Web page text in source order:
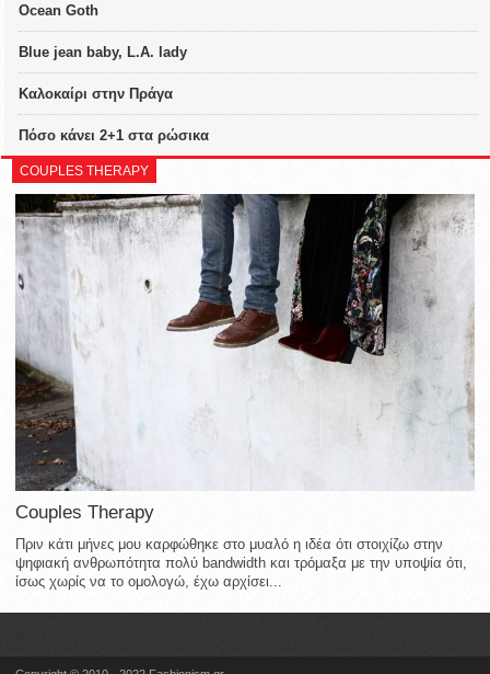
Ocean Goth
Blue jean baby, L.A. lady
Καλοκαίρι στην Πράγα
Πόσο κάνει 2+1 στα ρώσικα
COUPLES THERAPY
Couples Therapy
Πριν κάτι μήνες μου καρφώθηκε στο μυαλό η ιδέα ότι στοιχίζω στην
ψηφιακή ανθρωπότητα πολύ bandwidth και τρόμαξα με την υποψία ότι,
ίσως χωρίς να το ομολογώ, έχω αρχίσει...